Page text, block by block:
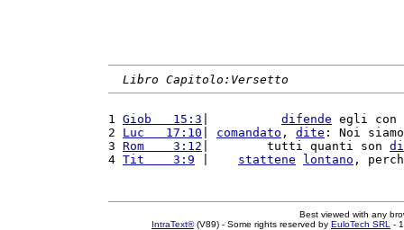
Libro Capitolo:Versetto
1 Giob   15:3 difende egli
2 Luc   17:10 comandato , dite : Noi
3 Rom    3:12 |        tutti quanti son
4 Tit    3:9 stattene lontano ,
Best viewed with any
IntraText®(V89) - Some rights reserved by EuloTech SRL -